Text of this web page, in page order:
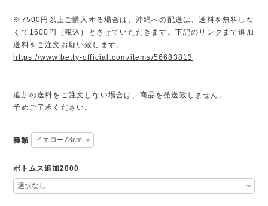
※7500円以上ご購入する場合は、沖縄への配送は、送料を無料しな
くて1600円（税込）とさせていただきます。下記のリンクまで追加
送料をご注文お願い致します。
https://www.betty-official.com/items/56683813
追加の送料をご注文しない場合は、商品を発送致しません。
予めご了承ください。
種類
ボトムス追加2000